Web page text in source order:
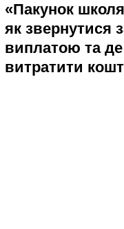
«Пакунок
як звернутися
виплатою та де
витратити